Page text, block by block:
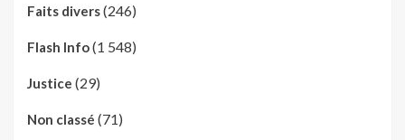
Faits divers(246)
Flash Info(1 548)
Justice (29)
Non classé (71)